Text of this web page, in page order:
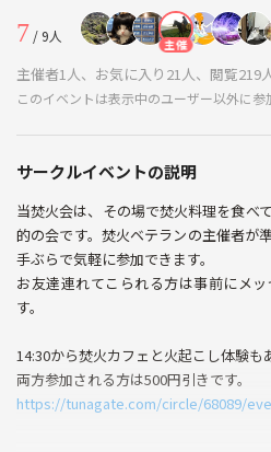
7/ 9人 主催
主催者1人、お気に入り21人、閲覧219
このイベントは表示中のユーザー以外に
サークルイベントの説明
当焚火会は、その場で焚火料理を食べ
的の会です。焚火ベテランの主催者が
手ぶらで気軽に参加できます。
お友達連れてこられる方は事前にメ
す。
14:30から焚火カフェと火起こし体験も
両方参加される方は500円引きです。
https://tunagate.com/circle/68089/